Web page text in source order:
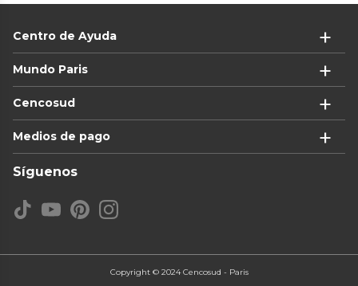
Centro de Ayuda
Mundo Paris
Cencosud
Medios de pago
Síguenos
Copyright © 2024 Cencosud - Paris